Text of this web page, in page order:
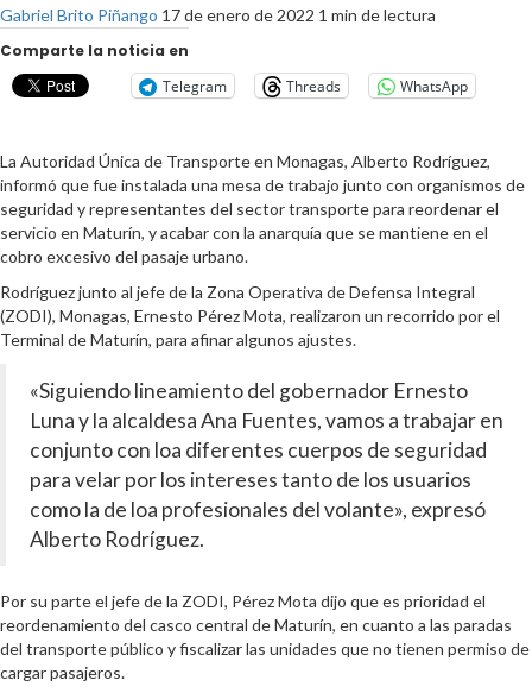
Gabriel Brito Piñango 17 de enero de 2022 1 min de lectura
Comparte la noticia en
Telegram
Threads WhatsApp
La Autoridad Única de Transporte en Monagas, Alberto Rodríguez,
informó que fue instalada una mesa de trabajo junto con organismos de
seguridad y representantes del sector transporte para reordenar el
servicio en Maturín, y acabar con la anarquía que se mantiene en el
cobro excesivo del pasaje urbano.
Rodríguez junto al jefe de la Zona Operativa de Defensa Integral
(ZODI), Monagas, Ernesto Pérez Mota, realizaron un recorrido por el
Terminal de Maturín, para afinar algunos ajustes.
«Siguiendo lineamiento del gobernador Ernesto
Luna y la alcaldesa Ana Fuentes, vamos a trabajar en
conjunto con loa diferentes cuerpos de seguridad
para velar por los intereses tanto de los usuarios
como la de loa profesionales del volante», expresó
Alberto Rodríguez.
Por su parte el jefe de la ZODI, Pérez Mota dijo que es prioridad el
reordenamiento del casco central de Maturín, en cuanto a las paradas
del transporte público y fiscalizar las unidades que no tienen permiso de
cargar pasajeros.